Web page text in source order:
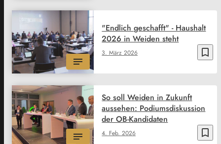
bookmark_border
3. März 2026
"Endlich geschafft" - Haushalt
2026 in Weiden steht
bookmark_border
4. Feb. 2026
So soll Weiden in Zukunft
aussehen: Podiumsdiskussion
der OB-Kandidaten